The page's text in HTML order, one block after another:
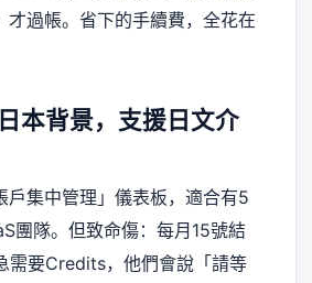
才過帳。省下的手續費，全花在
本背景，支援日文介
戶集中管理」儀表板，適合有5
團隊。但致命傷：每月15號結
需要Credits，他們會說「請等